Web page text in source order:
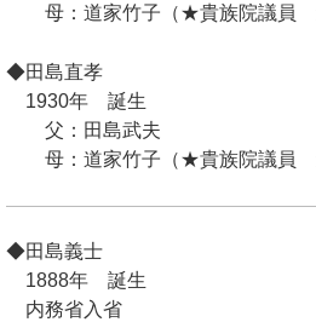
母：道家竹子（★貴族院議員
◆田島直孝
1930年 誕生
父：田島武夫
母：道家竹子（★貴族院議員
◆田島義士
1888年 誕生
内務省入省